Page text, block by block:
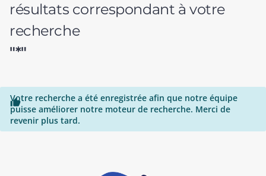
résultats correspondant à votre
recherche
"*"

Votre recherche a été enregistrée afin que notre équipe
puisse améliorer notre moteur de recherche. Merci de
revenir plus tard.